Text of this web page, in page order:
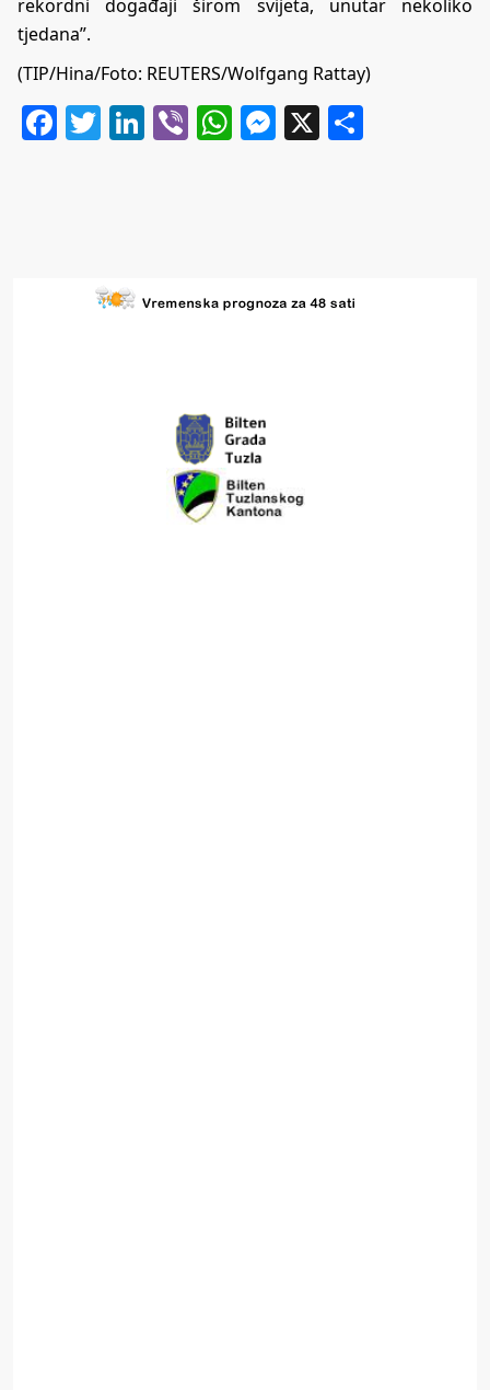
rekordni događaji širom svijeta, unutar nekoliko
tjedana”.
(TIP/Hina/Foto: REUTERS/Wolfgang Rattay)
Facebook
Twitter
LinkedIn
ViberWhatsApp
Messenger
X